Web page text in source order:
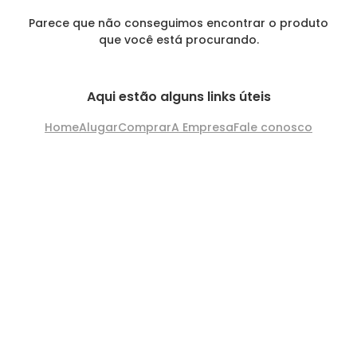
Parece que não conseguimos encontrar o produto
que você está procurando.
Aqui estão alguns links úteis
HomeAlugarComprarA EmpresaFale conosco